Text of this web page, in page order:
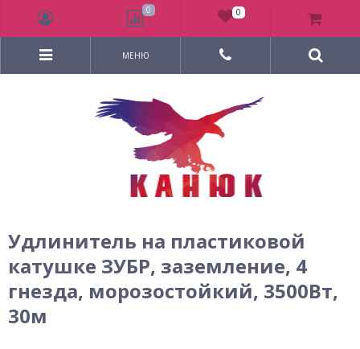
МЕНЮ
Удлинитель на пластиковой
катушке ЗУБР, заземление, 4
гнезда, морозостойкий, 3500Вт,
30м
0 0